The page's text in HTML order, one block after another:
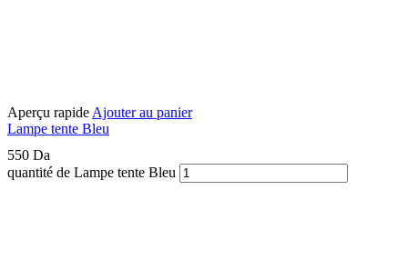
Aperçu rapide Ajouter au panier
Lampe tente Bleu
550 Da
quantité de Lampe tente Bleu